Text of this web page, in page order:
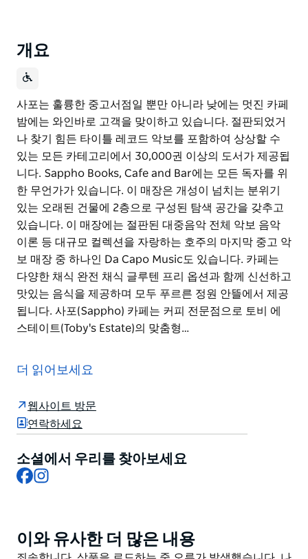
개요
사포는 훌륭한 중고서점일 뿐만 아니라 낮에는 멋진 카페
밤에는 와인바로 고객을 맞이하고 있습니다. 절판되었거
나 찾기 힘든 타이틀 레코드 악보를 포함하여 상상할 수
있는 모든 카테고리에서 30,000권 이상의 도서가 제공됩
니다. Sappho Books, Cafe and Bar에는 모든 독자를 위
한 무언가가 있습니다. 이 매장은 개성이 넘치는 분위기
있는 오래된 건물에 2층으로 구성된 탐색 공간을 갖추고
있습니다. 이 매장에는 절판된 대중음악 전체 악보 음악
이론 등 대규모 컬렉션을 자랑하는 호주의 마지막 중고 악
보 매장 중 하나인 Da Capo Music도 있습니다. 카페는
다양한 채식 완전 채식 글루텐 프리 옵션과 함께 신선하고
맛있는 음식을 제공하며 모두 푸르른 정원 안뜰에서 제공
됩니다. 사포(Sappho) 카페는 커피 전문점으로 토비 에
스테이트(Toby's Estate)의 맞춤형…
밤에는 와인바로 고객을 맞이하고 있습니다.
상상할 수 있는 모든 카테고리에서 30,000권 이상의 도
서가 제공됩니다. Sappho Books, Cafe and Bar에는 모
치는 분위기 있는 오래된 건물에 2층으로 구성된 탐색 공
간을 갖추고 있습니다. 이 매장에는 절판된 대중음악 전체
카페는 다양한 채식 완전 채식 글루텐 프리 옵션과 함께
더 읽어보세요
웹사이트 방문
연락하세요
소셜에서 우리를 찾아보세요
Facebook
Product
List
이와 유사한 더 많은 내용
Product